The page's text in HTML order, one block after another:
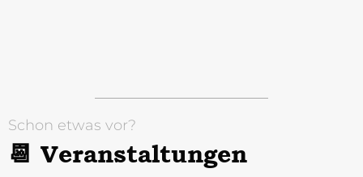
Schon etwas vor?
📆 Veranstaltungen